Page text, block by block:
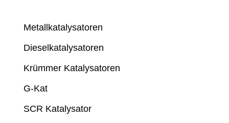
Metallkatalysatoren
Dieselkatalysatoren
Krümmer Katalysatoren
G-Kat
SCR Katalysator